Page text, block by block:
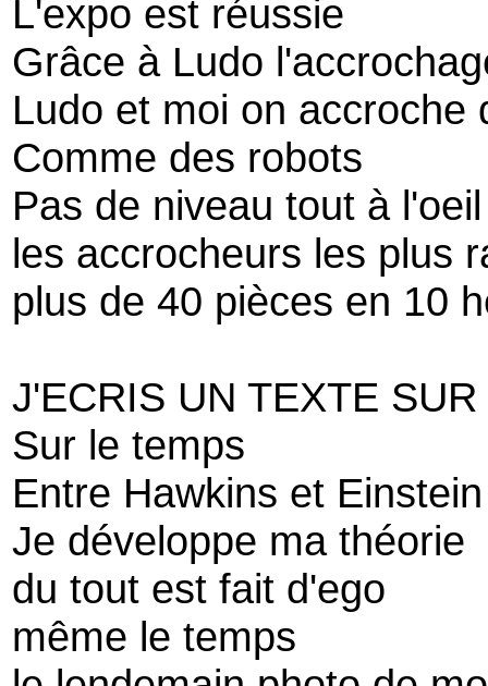
L'expo est réussie
Grâce à Ludo
Ludo et moi on accroche
Comme des robots
Pas de niveau tout à l'oeil
les accrocheurs les plus
plus de 40 pièces en 10
J'ECRIS UN TEXTE
Sur le temps
Entre Hawkins et Einstein
Je développe ma théorie
du tout est fait d'ego
même le temps